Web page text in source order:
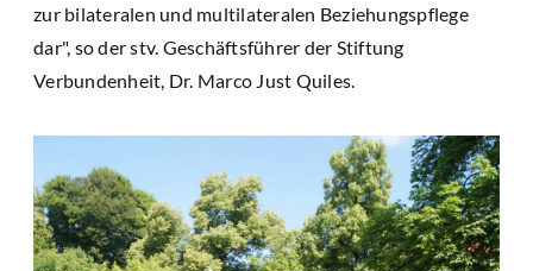
zur bilateralen und multilateralen Beziehungspflege
dar", so der stv. Geschäftsführer der Stiftung
Verbundenheit, Dr. Marco Just Quiles.